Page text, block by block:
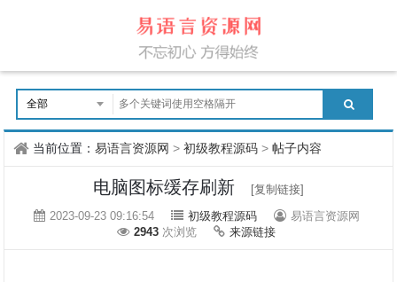
当前位置：易语言资源网 >初级教程源码 >帖子内容
电脑图标缓存刷新
[复制链接]
2023-09-23 09:16:54
初级教程源码
易语言资源网
2943 次浏览 来源链接